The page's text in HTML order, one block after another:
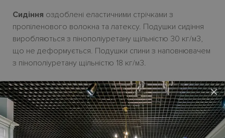
×
Сидіння оздоблені еластичними стрічками з
пропіленового волокна та латексу. Подушки сидіння
виробляються з пінополіуретану щільністю 30 кг/м3,
що не деформується. Подушки спини з наповнювачем
з пінополіуретану щільністю 18 кг/м3.
Покриття– знiмнiчохли з тканини, частково знiмнiз
екошкiри і еконубуку, незнімні зі шкіри.
Ніжки– дерев'яніH22,5см у чорному кольорі або
табакко.